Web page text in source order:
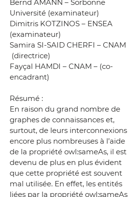
Bernd AMANN – Sorbonne
Université (examinateur)
Dimitris KOTZINOS – ENSEA
(examinateur)
Samira SI-SAID CHERFI – CNAM
(directrice)
Fayçal HAMDI – CNAM – (co-
encadrant)
Résumé :
En raison du grand nombre de
graphes de connaissances et,
surtout, de leurs interconnexions
encore plus nombreuses à l’aide
de la propriété owl:sameAs, il est
devenu de plus en plus évident
que cette propriété est souvent
mal utilisée. En effet, les entités
liées par la propriété owl:sameAs